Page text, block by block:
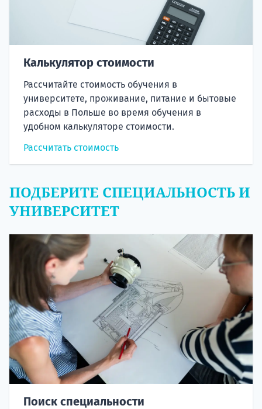
Калькулятор стоимости
Рассчитайте стоимость обучения в
университете, проживание, питание и бытовые
расходы в Польше во время обучения в
удобном калькуляторе стоимости.
Рассчитать стоимость
ПОДБЕРИТЕ СПЕЦИАЛЬНОСТЬ И
УНИВЕРСИТЕТ
Поиск специальности